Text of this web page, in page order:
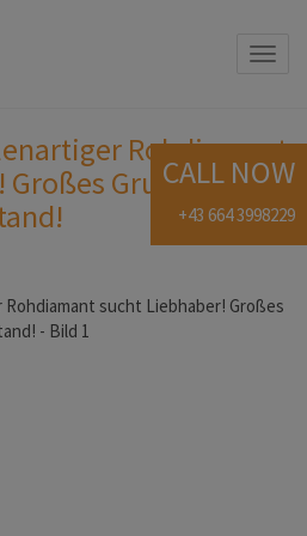
Rohdiamant
Grundstück
CALL NOW
+43 664 3998229